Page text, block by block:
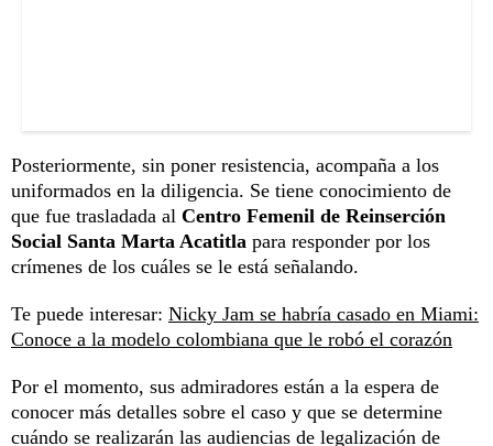
Posteriormente, sin poner resistencia, acompaña a los
uniformados en la diligencia. Se tiene conocimiento de
que fue trasladada al Centro Femenil de Reinserción
Social Santa Marta Acatitla para responder por los
crímenes de los cuáles se le está señalando.
Te puede interesar: Nicky Jam se habría casado en Miami:
Conoce a la modelo colombiana que le robó el corazón
Por el momento, sus admiradores están a la espera de
conocer más detalles sobre el caso y que se determine
cuándo se realizarán las audiencias de legalización de